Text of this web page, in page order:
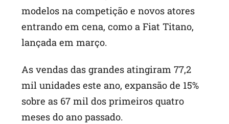
modelos na competição e novos atores
entrando em cena, como a Fiat Titano,
lançada em março.
As vendas das grandes atingiram 77,2
mil unidades este ano, expansão de 15%
sobre as 67 mil dos primeiros quatro
meses do ano passado.